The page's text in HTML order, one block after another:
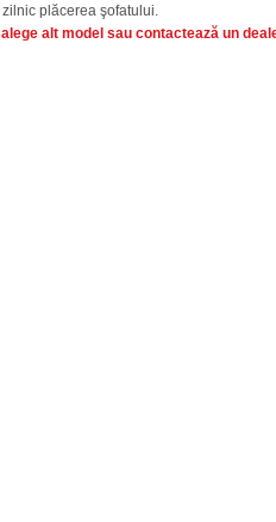
zilnic plăcerea şofatului.
alege alt model sau contactează un